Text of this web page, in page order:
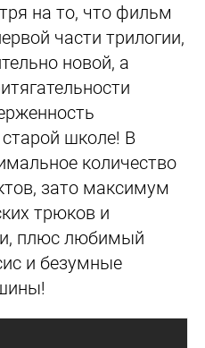
на то, что фильм
части трилогии,
новой, а
школе! В
количество
зато максимум
трюков и
плюс любимый
и безумные